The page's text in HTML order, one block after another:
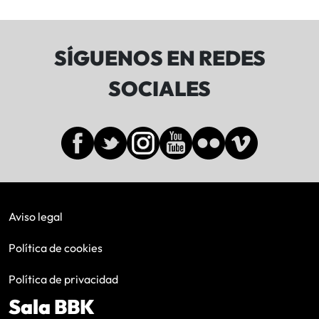
SÍGUENOS EN REDES
SOCIALES
Aviso legal
Política de cookies
Política de privacidad
Sala BBK